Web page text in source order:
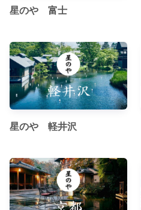
星のや 富士
星のや 軽井沢